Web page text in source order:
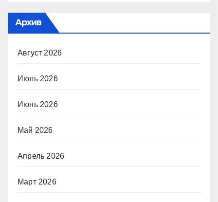
Архив
Август 2026
Июль 2026
Июнь 2026
Май 2026
Апрель 2026
Март 2026